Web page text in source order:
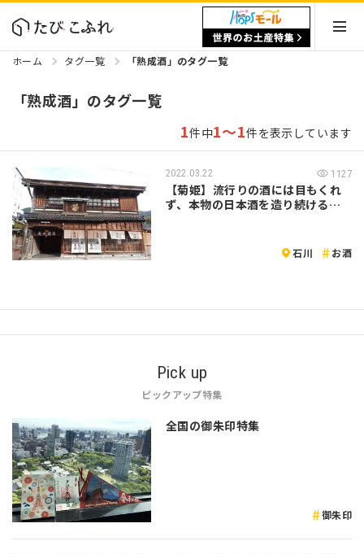
ホーム タグ一覧 「熟成酒」のタグ一覧
「熟成酒」のタグ一覧
1件中1～1件を表示しています
2022.03.22 1127
【菊姫】流行りの酒には目もくれ
ず、本物の日本酒を造り続ける骨
石川 お酒
Pick up
ピックアップ特集
全国の御朱印特集
御朱印